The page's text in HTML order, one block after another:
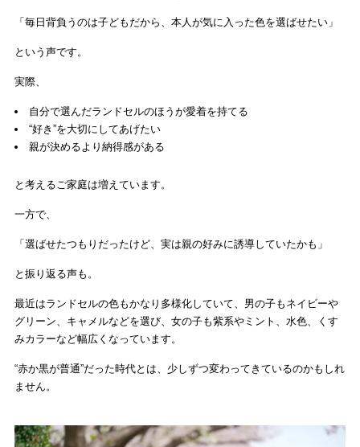
「毎日背負うのは子どもだから、本人が気に入った色を選ばせたい」
という声です。
実際、
自分で選んだランドセルのほうが愛着を持てる
“好き”を大切にしてあげたい
親が決めるより納得感がある
と考えるご家庭は増えています。
一方で、
「選ばせたつもりだったけど、実は親の好みに誘導していたかも」
と振り返る声も。
最近はランドセルの色もかなり多様化していて、男の子もネイビーや
グリーン、キャメルなどを選び、女の子も紫系やミント、水色、くす
みカラーなど幅広くなっています。
“赤か黒が普通”だった時代とは、少しずつ変わってきているのかもしれ
ません。